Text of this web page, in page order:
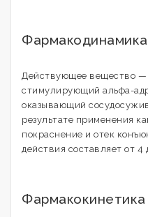
Фармакодинамика
Действующее вещество —
стимулирующий альфа-
оказывающий
результате применения
покраснение и отек
действия составляет от 4
Фармакокинетика